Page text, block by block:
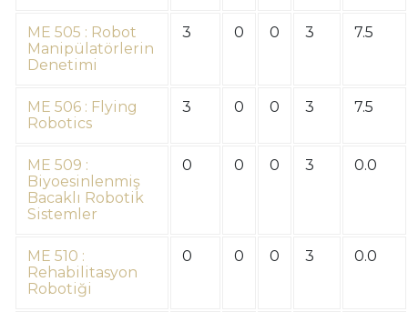
ME 505 : Robot
Manipülatörlerin
Denetimi
3 0 0 3 7.5
ME 506 : Flying
Robotics
3 0 0 3 7.5
ME 509 :
Biyoesinlenmiş
Bacaklı Robotik
Sistemler
0 0 0 3 0.0
ME 510 :
Rehabilitasyon
Robotiği
0 0 0 3 0.0